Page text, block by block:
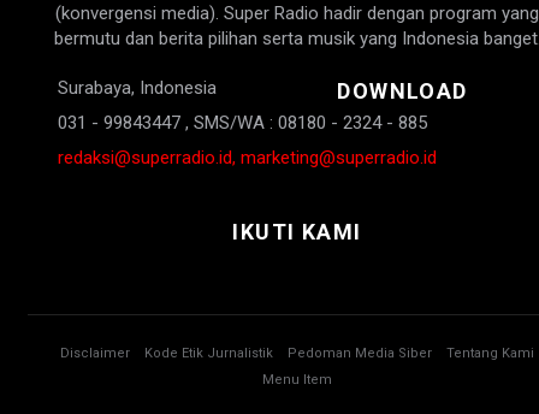
(konvergensi media). Super Radio hadir dengan program yang
bermutu dan berita pilihan serta musik yang Indonesia
Surabaya, Indonesia
031 - 99843447 , SMS/WA : 08180 - 2324 - 885
redaksi@superradio.id, marketing@superradio.id
DOWNLOAD
IKUTI KAMI
Disclaimer Kode Etik Jurnalistik Pedoman Media Siber
Tentang Kami
Menu Item